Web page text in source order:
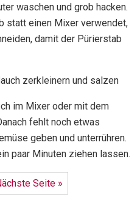
waschen und grob hacken.
statt einen Mixer verwendet,
damit der Pürierstab
zerkleinern und salzen
im Mixer oder mit dem
fehlt noch etwas
geben und unterrühren.
paar Minuten ziehen lassen.
Seite »